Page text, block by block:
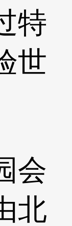
特
世
会
北